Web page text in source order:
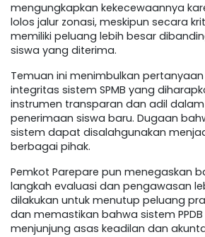
mengungkapkan kekecewaannya
lolos jalur zonasi, meskipun secara
memiliki peluang lebih besar
siswa yang diterima.
Temuan ini menimbulkan
integritas sistem SPMB yang
instrumen transparan dan adil
penerimaan siswa baru. Dugaan
sistem dapat disalahgunakan
berbagai pihak.
Pemkot Parepare pun menegaskan
langkah evaluasi dan pengawasan
dilakukan untuk menutup peluang
dan memastikan bahwa sistem
menjunjung asas keadilan dan